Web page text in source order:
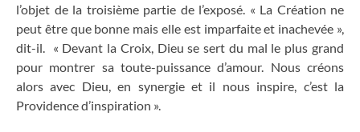
l’objet de la troisième partie de l’exposé. « La Création ne
peut être que bonne mais elle est imparfaite et inachevée »,
dit-il. « Devant la Croix, Dieu se sert du mal le plus grand
pour montrer sa toute-puissance d’amour. Nous créons
alors avec Dieu, en synergie et il nous inspire, c’est la
Providence d’inspiration ».